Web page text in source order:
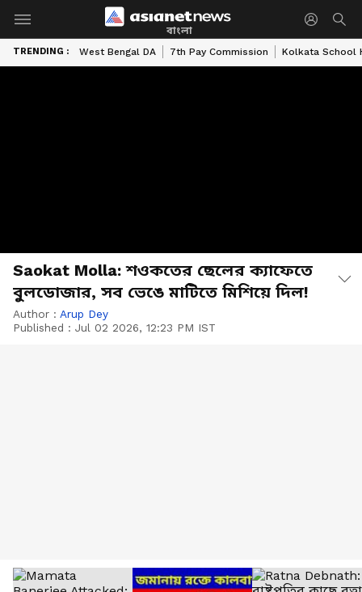
বাংলা
TRENDING : West Bengal DA 7th Pay Commission Kolkata School
Saokat Molla: শওকতের ছেলের ক্যাফেতে
বুলডোজার, সব ভেঙে মাটিতে মিশিয়ে দিল!
Author : Arup Dey
Published : Jul 02 2026, 12:23 PM IST